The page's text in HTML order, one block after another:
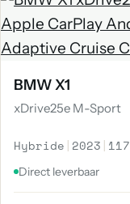
BMW X1
xDrive25e M-Sport
Hybride | 2023 |
Direct leverbaar